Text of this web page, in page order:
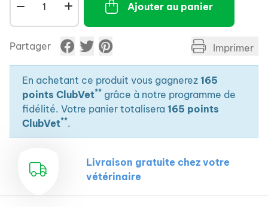
Ajouter au panier
Partager Imprimer
En achetant ce produit vous gagnerez 165
points ClubVet** grâce à notre programme de
fidélité. Votre panier totalisera 165 points
ClubVet**.
Livraison gratuite chez votre
vétérinaire